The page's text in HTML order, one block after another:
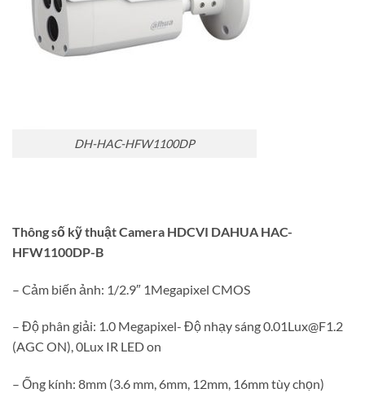
DH-HAC-HFW1100DP
Thông số kỹ thuật Camera HDCVI DAHUA HAC-
HFW1100DP-B
– Cảm biến ảnh: 1/2.9″ 1Megapixel CMOS
– Độ phân giải: 1.0 Megapixel- Độ nhạy sáng0.01Lux@F1.2
(AGC ON), 0Lux IR LED on
– Ống kính: 8mm (3.6 mm, 6mm, 12mm, 16mm tùy chọn)